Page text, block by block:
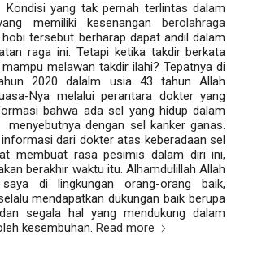
Kondisi yang tak pernah terlintas dalam
memiliki kesenanganberolahraga
tersebut berharap dapat andil dalam
raga ini. Tetapi ketika takdir berkata
melawan takdir ilahi? Tepatnya di
2020 dalalm usia 43 tahun Allah
Nya melalui perantara dokter yang
bahwa ada sel yang hidup dalam
dengan sel kanker ganas.
dari dokter atas keberadaan sel
membuat rasa pesimis dalam diri ini,
berakhir waktu itu. Alhamdulillah Allah
saya di lingkungan orang-orang baik,
mendapatkan dukungan baik berupa
segala hal yang mendukung dalam
kesembuhan. Read more